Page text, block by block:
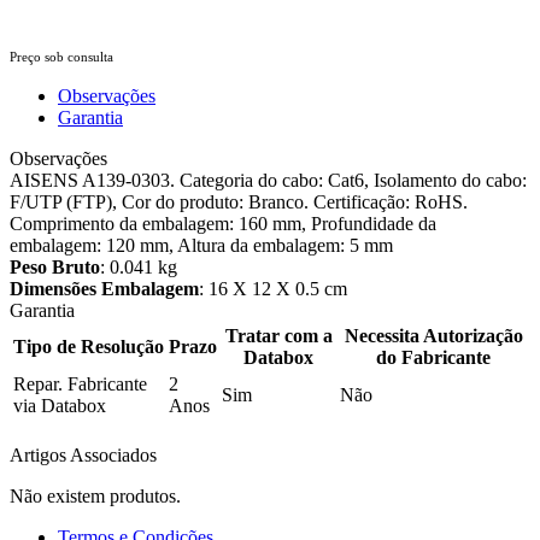
Preço sob consulta
Observações
Garantia
Observações
AISENS A139-0303. Categoria do cabo: Cat6, Isolamento do cabo:
F/UTP (FTP), Cor do produto: Branco. Certificação: RoHS.
Comprimento da embalagem: 160 mm, Profundidade da
embalagem: 120 mm, Altura da embalagem: 5 mm
Peso Bruto: 0.041 kg
Dimensões Embalagem: 16 X 12 X 0.5 cm
Garantia
Tipo de Resolução Prazo
Tratar com a
Databox
Necessita Autorização
do Fabricante
Repar. Fabricante
via Databox
2
Anos
Sim Não
Artigos Associados
Não existem produtos.